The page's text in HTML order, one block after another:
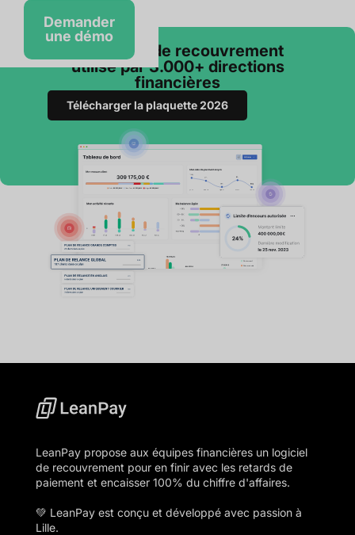
Demander
une démo
Le logiciel de recouvrement
utilisé par 3.000+ directions
financières
Télécharger la plaquette 2026
LeanPay propose aux équipes financières un logiciel
de recouvrement pour en finir avec les retards de
paiement et encaisser 100% du chiffre d'affaires.
💚 LeanPay est conçu et développé avec passion à
Lille.